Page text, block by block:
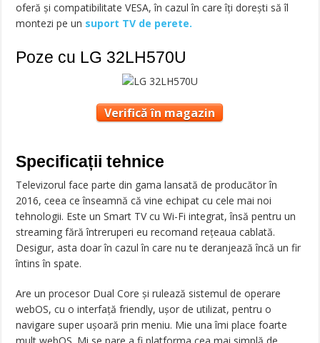
oferă și compatibilitate VESA, în cazul în care îți dorești să îl
montezi pe un suport TV de perete.
Poze cu LG 32LH570U
Verifică în magazin
Specificații tehnice
Televizorul face parte din gama lansată de producător în
2016, ceea ce înseamnă că vine echipat cu cele mai noi
tehnologii. Este un Smart TV cu Wi-Fi integrat, însă pentru un
streaming fără întreruperi eu recomand rețeaua cablată.
Desigur, asta doar în cazul în care nu te deranjează încă un fir
întins în spate.
Are un procesor Dual Core și rulează sistemul de operare
webOS, cu o interfață friendly, ușor de utilizat, pentru o
navigare super ușoară prin meniu. Mie una îmi place foarte